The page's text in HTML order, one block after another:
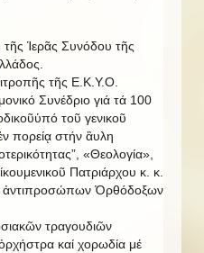
Ἱερᾶς Συνόδου τῆς
τῆς Ε.Κ.Υ.Ο.
Συνέδριο γιά τά 100
τοῦ γενικοῦ
πορείᾳ στήν ἂυλη
«Θεολογία»,
Πατριάρχου κ. κ.
ἀντιπροσώπων Ὀρθόδοξων
τραγουδιῶν
καί χορωδία μέ